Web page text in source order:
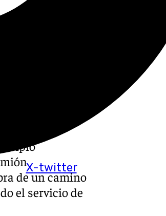
X-twitter
de un camino
el servicio de